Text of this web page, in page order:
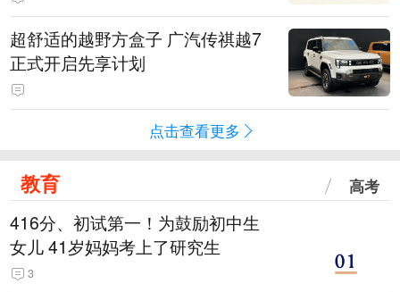
超舒适的越野方盒子 广汽传祺越7
正式开启先享计划
点击查看更多
教育 高考
416分、初试第一！为鼓励初中生
女儿 41岁妈妈考上了研究生
3